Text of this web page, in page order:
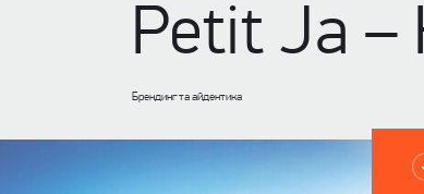
Petit Ja –
Брендинг та айдентика